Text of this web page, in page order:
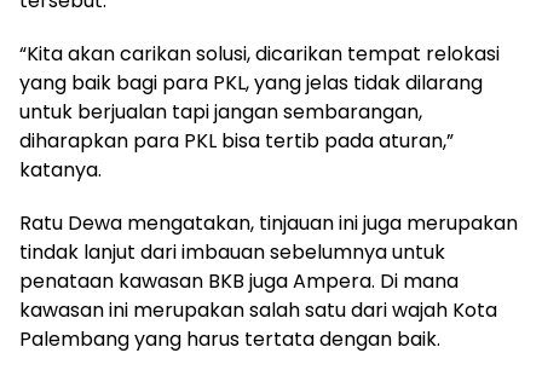
“Kita akan carikan solusi, dicarikan tempat relokasi
yang baik bagi para PKL, yang jelas tidak dilarang
untuk berjualan tapi jangan sembarangan,
diharapkan para PKL bisa tertib pada aturan,”
katanya.
Ratu Dewa mengatakan, tinjauan ini juga merupakan
tindak lanjut dari imbauan sebelumnya untuk
penataan kawasan BKB juga Ampera. Di mana
kawasan ini merupakan salah satu dari wajah Kota
Palembang yang harus tertata dengan baik.